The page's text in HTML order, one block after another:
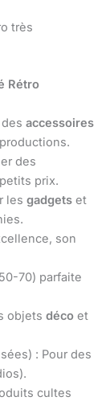
très
Rétro
accessoires
des
prix.
les gadgets et
son
70) parfaite
objets déco et
: Pour des
cultes